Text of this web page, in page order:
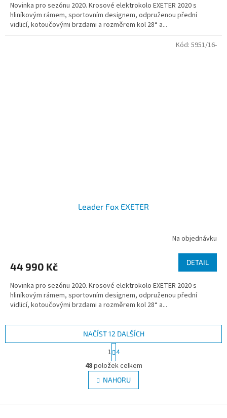
Novinka pro sezónu 2020. Krosové elektrokolo EXETER 2020 s
hliníkovým rámem, sportovním designem, odpruženou přední
vidlicí, kotoučovými brzdami a rozměrem kol 28“ a...
Leader Fox EXETER
Na objednávku
44 990 Kč DETAIL
Novinka pro sezónu 2020. Krosové elektrokolo EXETER 2020 s
hliníkovým rámem, sportovním designem, odpruženou přední
vidlicí, kotoučovými brzdami a rozměrem kol 28“ a...
Kód: 5951/16-
O
v
l
á
NAČÍST 12 DALŠÍCH
S
t
r
á
n
k
v
1 4
48položek celkem
NAHORU